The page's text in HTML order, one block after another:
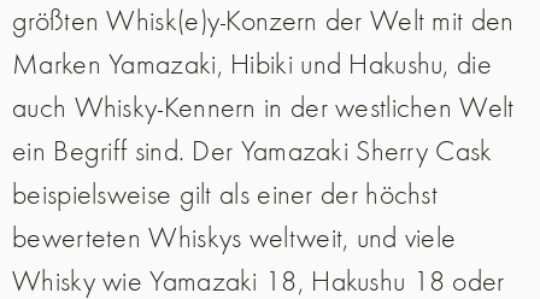
größten Whisk(e)y-Konzern der Welt mit den
Marken Yamazaki, Hibiki und Hakushu, die
auch Whisky-Kennern in der westlichen Welt
ein Begriff sind. Der Yamazaki Sherry Cask
beispielsweise gilt als einer der höchst
bewerteten Whiskys weltweit, und viele
Whisky wie Yamazaki 18, Hakushu 18 oder